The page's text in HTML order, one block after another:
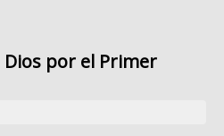
Dios por el Primer